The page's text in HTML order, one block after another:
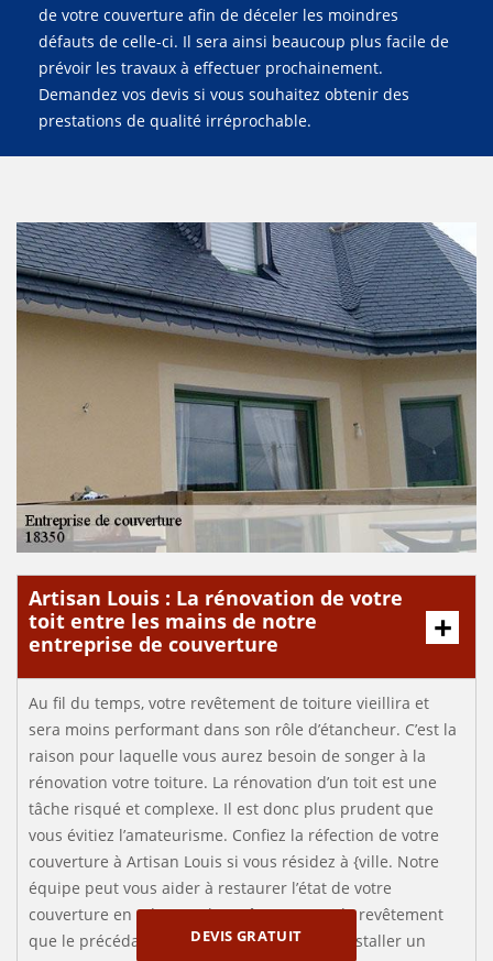
DEVIS GRATUIT
de votre couverture afin de déceler les moindres
défauts de celle-ci. Il sera ainsi beaucoup plus facile de
prévoir les travaux à effectuer prochainement.
Demandez vos devis si vous souhaitez obtenir des
prestations de qualité irréprochable.
Artisan Louis : La rénovation de votre
toit entre les mains de notre
entreprise de couverture
Au fil du temps, votre revêtement de toiture vieillira et
sera moins performant dans son rôle d’étancheur. C’est la
raison pour laquelle vous aurez besoin de songer à la
rénovation votre toiture. La rénovation d’un toit est une
tâche risqué et complexe. Il est donc plus prudent que
vous évitiez l’amateurisme. Confiez la réfection de votre
couverture à Artisan Louis si vous résidez à {ville. Notre
équipe peut vous aider à restaurer l’état de votre
couverture en adoptant les mêmes types de revêtement
que le précédant ou, selon votre choix, en installer un